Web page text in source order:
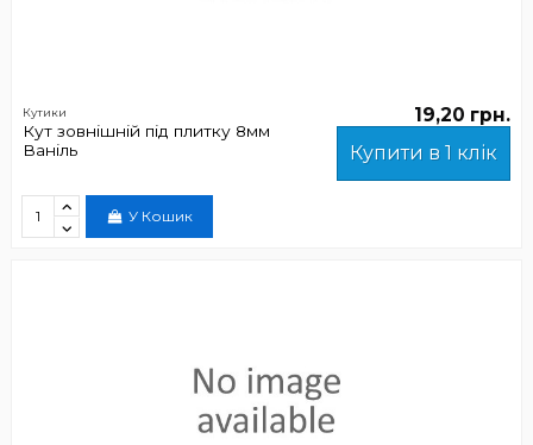
Кутики
Кут зовнішній під плитку 8мм
Ваніль
19,20 грн.
Купити в 1 клік
У Кошик